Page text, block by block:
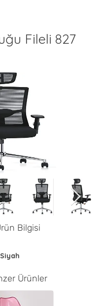
Fileli 827
Bilgisi
Ürünler